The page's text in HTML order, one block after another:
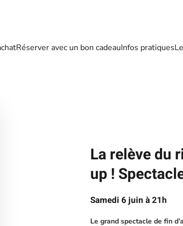
Réserver avec un bon cadeauInfos pratiques
La relève du
up !
Samedi 6 juin à 21h
Le grand spectacle de fin